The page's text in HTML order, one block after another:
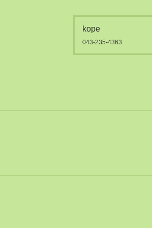
kope
043-235-4363